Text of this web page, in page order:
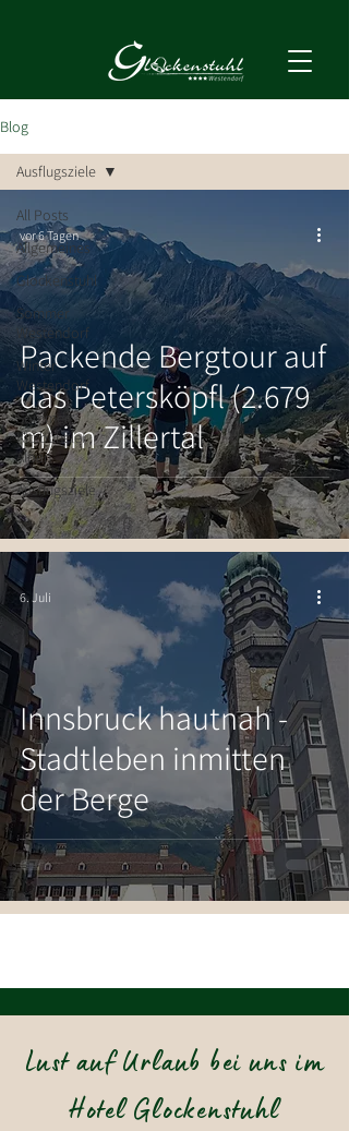
Blog
All Posts
Allgemeines
Glockenstuhl
Sommer
Westendorf
Winter
Westendorf
Sommer
Kitzbüheler
Alpen
Ausflugsziele
Ausflugsziele
Packende Bergtour auf
das Petersköpfl (2.679
m) im Zillertal
vor 6 Tagen
Innsbruck hautnah -
Stadtleben inmitten
der Berge
6. Juli
Lust auf Urlaub bei uns im
Hotel Glockenstuhl